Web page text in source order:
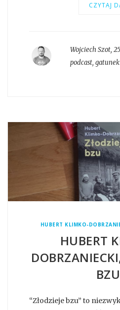
CZYTAJ
Wojciech Szot,
podcast,
HUBERT KLIMKO-
HUBERT
“Złodzieje bzu” to